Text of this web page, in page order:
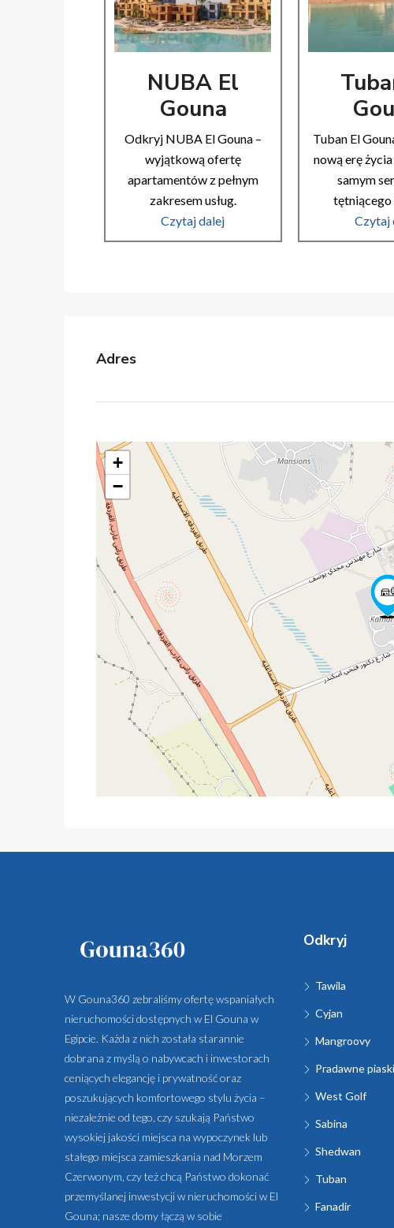
NUBA El
Gouna
Odkryj NUBA El Gouna –
wyjątkową ofertę
apartamentów z pełnym
zakresem usług.
Czytaj dalej
Tuban El
nową erę
samym
tętniącego
Czytaj
Adres
+
−
W Gouna360 zebraliśmy ofertę wspaniałych
nieruchomości dostępnych w El Gouna w
Egipcie. Każda z nich została starannie
dobrana z myślą o nabywcach i inwestorach
ceniących elegancję i prywatność oraz
poszukujących komfortowego stylu życia –
niezależnie od tego, czy szukają Państwo
wysokiej jakości miejsca na wypoczynek lub
stałego miejsca zamieszkania nad Morzem
Czerwonym, czy też chcą Państwo dokonać
przemyślanej inwestycji w nieruchomości w El
Gouna; nasze domy łączą w sobie
Odkryj
Tawila
Cyjan
Mangroovy
Pradawne piaski
West Golf
Sabina
Shedwan
Tuban
Fanadir